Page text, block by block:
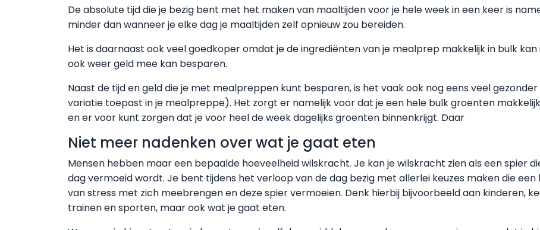
De absolute tijd die je bezig bent met het maken van maaltijden voor je hele week in een keer is
minder dan wanneer je elke dag je maaltijden zelf opnieuw zou bereiden.
Het is daarnaast ook veel goedkoper omdat je de ingrediënten van je mealprep makkelijk in bulk kan
ook weer geld mee kan besparen.
Naast de tijd en geld die je met mealpreppen kunt besparen, is het vaak ook nog eens veel
variatie toepast in je mealpreppe). Het zorgt er namelijk voor dat je een hele bulk groenten
en er voor kunt zorgen dat je voor heel de week dagelijks groenten binnenkrijgt. Daar
Niet meer nadenken over wat je gaat eten
Mensen hebben maar een bepaalde hoeveelheid wilskracht. Je kan je wilskracht zien als een spier
dag vermoeid wordt. Je bent tijdens het verloop van de dag bezig met allerlei keuzes maken die
van stress met zich meebrengen en deze spier vermoeien. Denk hierbij bijvoorbeeld aan kinderen,
trainen en sporten, maar ook wat je gaat eten.